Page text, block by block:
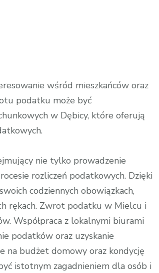
wśród mieszkańców oraz
podatku może być
w Dębicy, które oferują
nie tylko prowadzenie
rozliczeń podatkowych. Dzięki
codziennych obowiązkach,
rękach. Zwrot podatku w Mielcu i
Współpraca z lokalnymi biurami
podatków oraz uzyskanie
na budżet domowy oraz kondycję
istotnym zagadnieniem dla osób i